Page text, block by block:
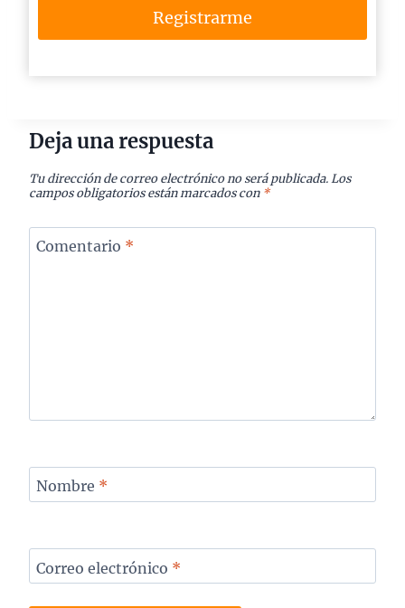
Registrarme
Deja una respuesta
Tu dirección de correo electrónico no será publicada. Los
campos obligatorios están marcados con *
Comentario *
Nombre *
Correo electrónico *